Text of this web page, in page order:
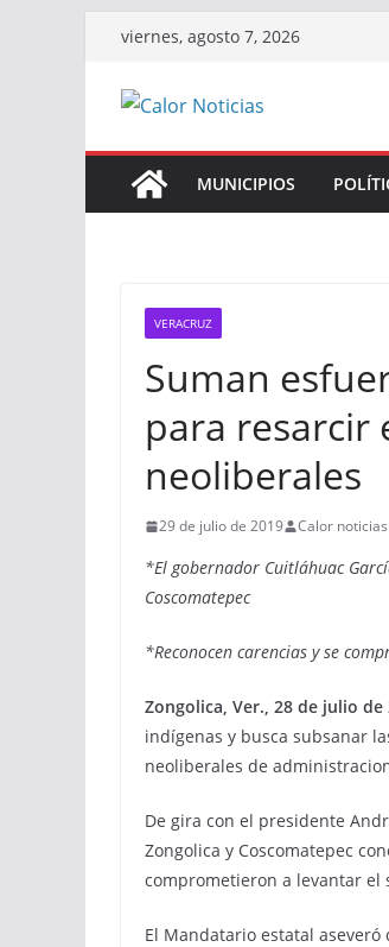
Saltar
contenido
viernes, agosto 7, 2026
MUNICIPIOS
VERACRUZ
Suman
para resarcir
neoliberales
29 de julio de 2019 Calor noticias
*El gobernador Cuitláhuac
Coscomatepec
*Reconocen carencias y se
Zongolica, Ver., 28 de julio de
indígenas y busca subsanar
neoliberales de
De gira con el presidente
Zongolica y Coscomatepec
comprometieron a levantar el
El Mandatario estatal